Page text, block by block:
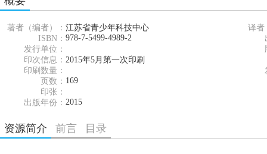
著者（编者）： 江苏省青少年科技中心
译者
ISBN： 978-7-5499-4989-2
发行单位：
印次信息： 2015年5月第一次印刷
印刷数量：
页数： 169
印张：
出版年份： 2015
资源简介 前言 目录